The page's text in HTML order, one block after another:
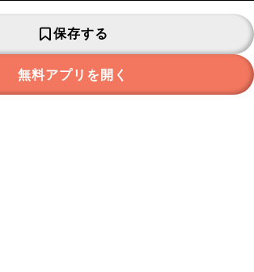
保存する
無料アプリを開く